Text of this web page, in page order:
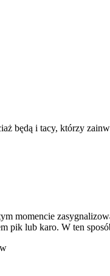
będą i tacy, którzy
momencie
pik lub karo. W ten